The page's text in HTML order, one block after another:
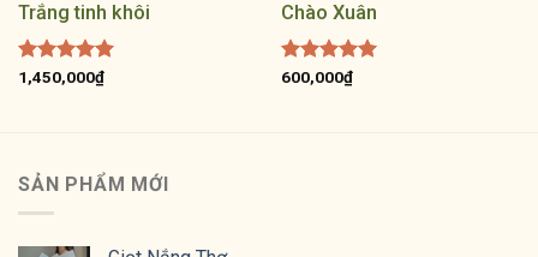
Trắng tinh khôi
Được xếp
1,450,000₫
Chào Xuân
Được xếp
600,000₫
SẢN PHẨM MỚI